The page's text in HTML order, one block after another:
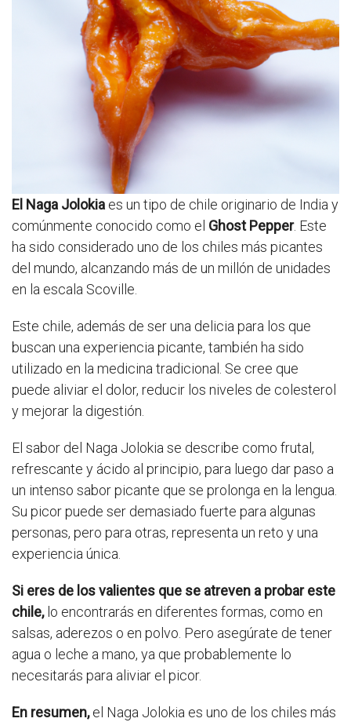
El Naga Jolokia es un tipo de chile originario de India y
comúnmente conocido como el Ghost Pepper. Este
ha sido considerado uno de los chiles más picantes
del mundo, alcanzando más de un millón de unidades
en la escala Scoville.
Este chile, además de ser una delicia para los que
buscan una experiencia picante, también ha sido
utilizado en la medicina tradicional. Se cree que
puede aliviar el dolor, reducir los niveles de colesterol
y mejorar la digestión.
El sabor del Naga Jolokia se describe como frutal,
refrescante y ácido al principio, para luego dar paso a
un intenso sabor picante que se prolonga en la lengua.
Su picor puede ser demasiado fuerte para algunas
personas, pero para otras, representa un reto y una
experiencia única.
Si eres de los valientes que se atreven a probar este
chile,lo encontrarás en diferentes formas, como en
salsas, aderezos o en polvo. Pero asegúrate de tener
agua o leche a mano, ya que probablemente lo
necesitarás para aliviar el picor.
En resumen,el Naga Jolokia es uno de los chiles más